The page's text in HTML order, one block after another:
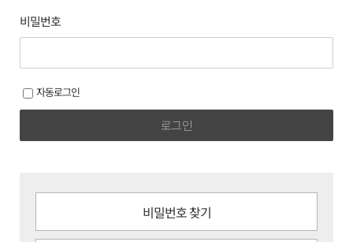
비밀번호
자동로그인
로그인
비밀번호 찾기